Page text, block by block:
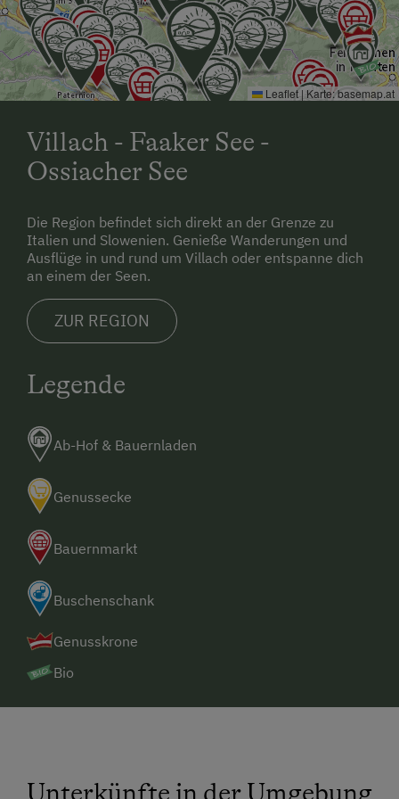
Bewegung
Nachhaltiger Urlaub
Besondere Unterkünfte
Historische Höfe
Urlaub mit Hund
Leaflet | Karte:basemap.at
Villach - Faaker See -
Ossiacher See
Die Region befindet sich direkt an der Grenze zu
Italien und Slowenien. Genieße Wanderungen und
Ausflüge in und rund um Villach oder entspanne dich
an einem der Seen.
ZUR REGION
Legende
Ab-Hof & Bauernladen
Genussecke
Bauernmarkt
Buschenschank
Genusskrone
Bio
Unterkünfte in der Umgebung